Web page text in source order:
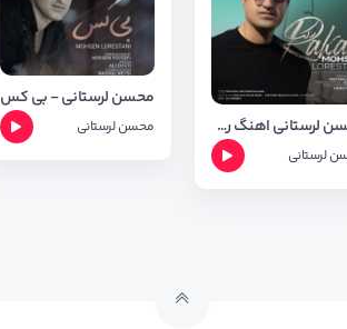
محسن لرستانی اهنگ رکب
لرستانی
محسن لرستانی - بی کس
محسن لرستانی